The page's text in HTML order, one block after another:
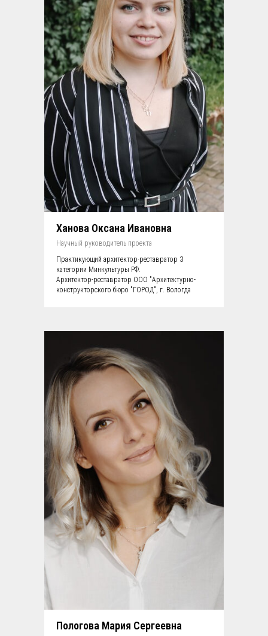
Ханова Оксана Ивановна
Научный руководитель проекта
Практикующий архитектор-реставратор 3
категории Минкультуры РФ.
Архитектор-реставратор ООО "Архитектурно-
конструкторского бюро "ГОРОД", г. Вологда
Пологова Мария Сергеевна